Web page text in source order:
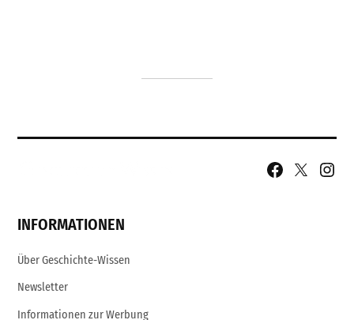
Facebook
X
INFORMATIONEN
Über Geschichte-Wissen
Newsletter
Informationen zur Werbung